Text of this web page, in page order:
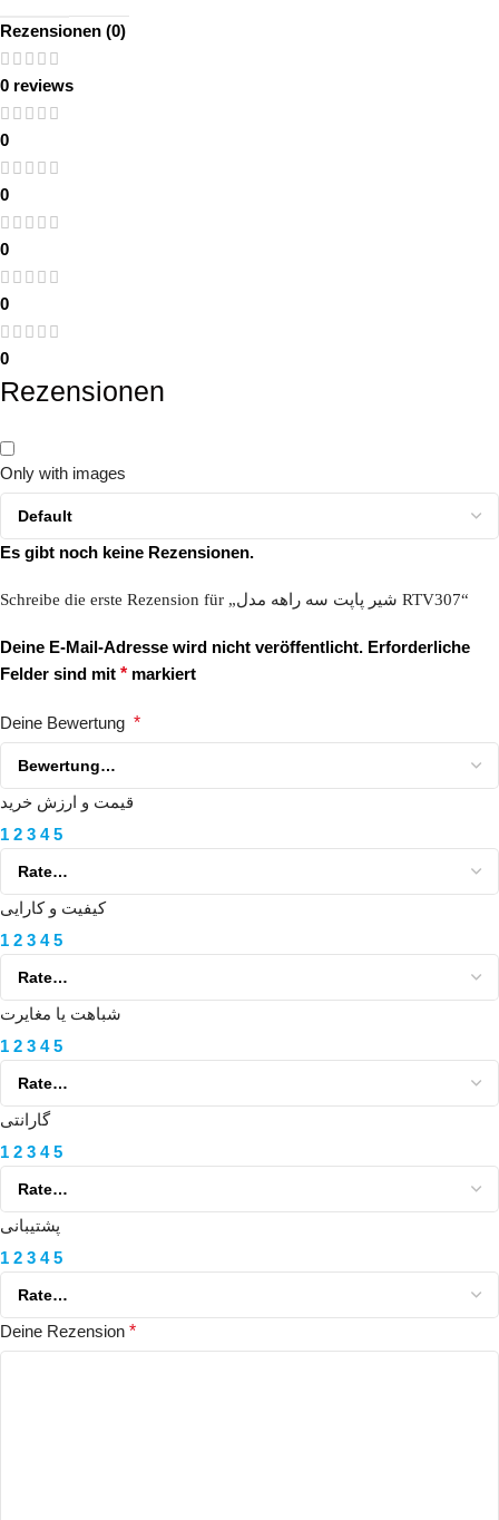
Rezensionen (0)
0 reviews
0
0
0
0
0
Rezensionen
Only with images
Es gibt noch keine Rezensionen.
Schreibe die erste Rezension für „شیر پاپت سه راهه مدل RTV307“
Deine E-Mail-Adresse wird nicht veröffentlicht. Erforderliche
Felder sind mit * markiert
Deine Bewertung *
قیمت و ارزش خرید
1 2 3 4 5
کیفیت و کارایی
1 2 3 4 5
شباهت یا مغایرت
1 2 3 4 5
گارانتی
1 2 3 4 5
پشتیبانی
1 2 3 4 5
Deine Rezension *